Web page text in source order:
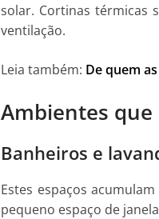
solar. Cortinas térmicas
ventilação.
Leia também: De quem
Ambientes
Banheiros e
Estes espaços
pequeno espaço de